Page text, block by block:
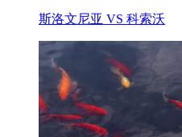
斯洛文尼亚 VS 科索沃